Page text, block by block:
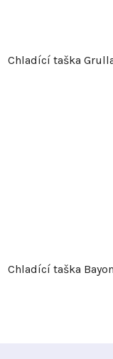
Chladící taška
Chladící taška